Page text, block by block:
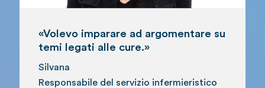
«Volevo imparare ad argomentare su
temi legati alle cure.»
Silvana
Responsabile del servizio infermieristico